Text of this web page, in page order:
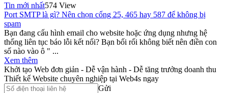
Tin mới nhất574 View
Port SMTP là gì? Nên chọn cổng 25, 465 hay 587 để không bị
spam
Bạn đang cấu hình email cho website hoặc ứng dụng nhưng hệ
thống liên tục báo lỗi kết nối? Bạn bối rối không biết nên điền con
số nào vào ô " ...
Xem thêm
Khởi tạo Web đơn giản - Dễ vận hành - Dễ tăng trưởng doanh thu
Thiết kế Website chuyên nghiệp tại Web4s ngay
Gửi